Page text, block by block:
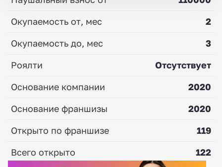
Окупаемость от, мес
2
Окупаемость до, мес
3
Роялти
Отсутствует
Основание компании
2020
Основание франшизы
2020
Открыто по франшизе
119
Всего открыто
122